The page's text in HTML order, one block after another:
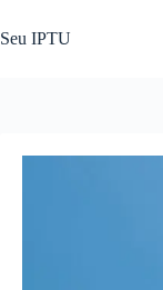
para
o
Seu IPTU